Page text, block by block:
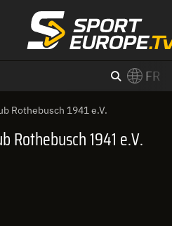
FR
Switch to English?
Rothebusch 1941 e.V.
Rothebusch 1941 e.V.